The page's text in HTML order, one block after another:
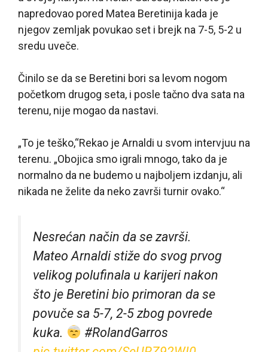
napredovao pored Matea Beretinija kada je
njegov zemljak povukao set i brejk na 7-5, 5-2 u
sredu uveče.
Činilo se da se Beretini bori sa levom nogom
početkom drugog seta, i posle tačno dva sata na
terenu, nije mogao da nastavi.
„To je teško,“Rekao je Arnaldi u svom intervjuu na
terenu. „Obojica smo igrali mnogo, tako da je
normalno da ne budemo u najboljem izdanju, ali
nikada ne želite da neko završi turnir ovako.“
Nesrećan način da se završi.
Mateo Arnaldi stiže do svog prvog
velikog polufinala u karijeri nakon
što je Beretini bio primoran da se
povuče sa 5-7, 2-5 zbog povrede
kuka.
#RolandGarros